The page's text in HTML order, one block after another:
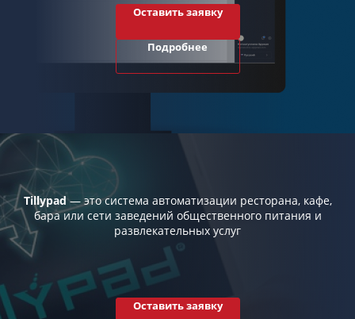
Оставить заявку
Подробнее
Tillypad— это система автоматизации ресторана, кафе,
бара или сети заведений общественного питания и
развлекательных услуг
Оставить заявку